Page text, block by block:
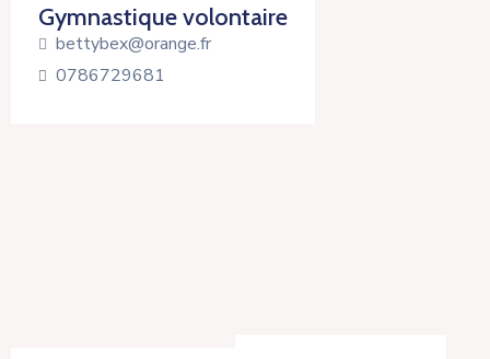
Gymnastique volontaire
bettybex@orange.fr
0786729681